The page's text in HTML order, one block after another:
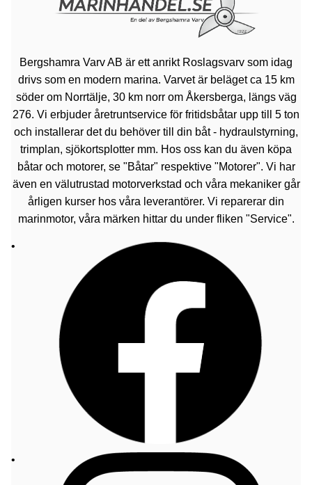
Bergshamra Varv AB är ett anrikt Roslagsvarv som idag
drivs som en modern marina. Varvet är beläget ca 15 km
söder om Norrtälje, 30 km norr om Åkersberga, längs väg
276. Vi erbjuder åretruntservice för fritidsbåtar upp till 5 ton
och installerar det du behöver till din båt - hydraulstyrning,
trimplan, sjökortsplotter mm. Hos oss kan du även köpa
båtar och motorer, se "Båtar" respektive "Motorer". Vi har
även en välutrustad motorverkstad och våra mekaniker går
årligen kurser hos våra leverantörer. Vi reparerar din
marinmotor, våra märken hittar du under fliken "Service".